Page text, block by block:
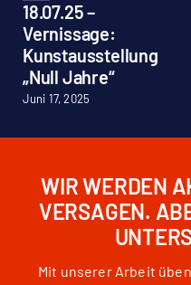
18.07.25 –
Vernissage:
Kunstausstellung
„Null Jahre“
Juni 17, 2025
WIR WERDEN
VERSAGEN.
Mit unserer Arbeit